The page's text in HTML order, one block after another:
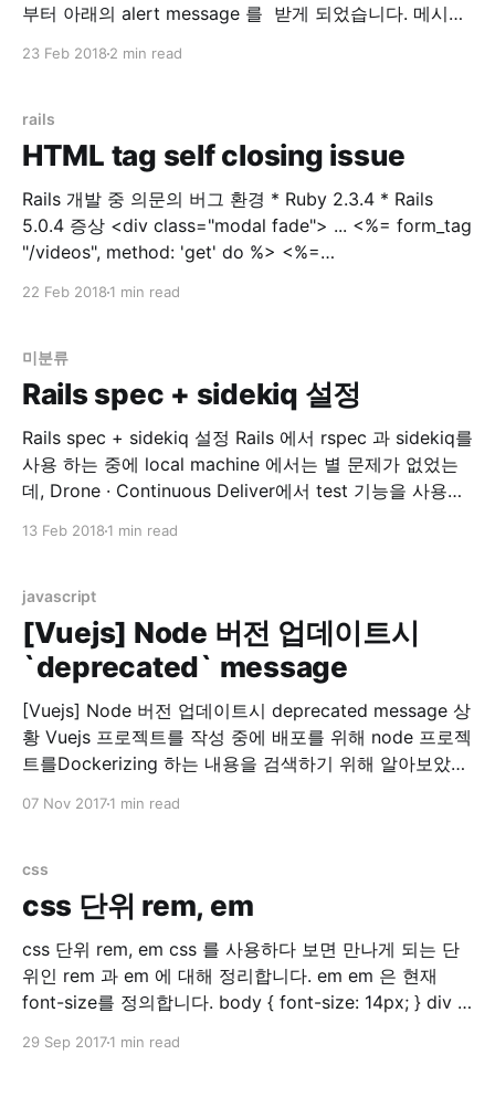
부터 아래의 alert message 를 받게 되었습니다. 메시지
23 Feb 2018 2 min read
rails
HTML tag self closing issue
Rails 개발 중 의문의 버그 환경 * Ruby 2.3.4 * Rails
5.0.4 증상 <div class="modal fade"> ... <%= form_tag
"/videos", method: 'get' do %> <%=
22 Feb 2018 1 min read
미분류
Rails spec + sidekiq 설정
Rails spec + sidekiq 설정 Rails 에서 rspec 과 sidekiq를
사용 하는 중에 local machine 에서는 별 문제가 없었는
데, Drone · Continuous Deliver에서 test 기능을 사용하
13 Feb 2018 1 min read
javascript
[Vuejs] Node 버전 업데이트시
`deprecated` message
[Vuejs] Node 버전 업데이트시 deprecated message 상
황 Vuejs 프로젝트를 작성 중에 배포를 위해 node 프로젝
트를Dockerizing 하는 내용을 검색하기 위해 알아보았습
07 Nov 20171 min read
css
css 단위 rem, em
css 단위 rem, em css 를 사용하다 보면 만나게 되는 단
위인 rem 과 em 에 대해 정리합니다. em em 은 현재
font-size를 정의합니다. body { font-size: 14px; } div {
을 한다면 body안의 폰트는 모두 14px 정의 될 것입니
29 Sep 20171 min read